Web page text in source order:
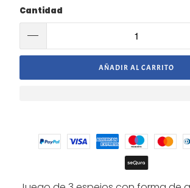
Cantidad
AÑADIR AL CARRITO